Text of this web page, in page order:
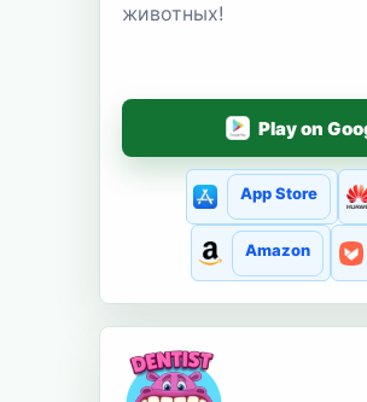
животных!
Play on
App Store
Amazon